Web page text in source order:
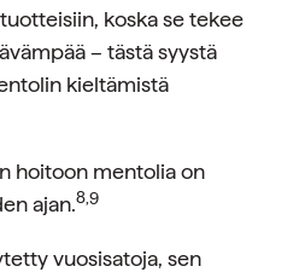
koska se tekee
– tästä syystä
kieltämistä
hoitoon mentolia on
ajan.8,9
vuosisatoja, sen